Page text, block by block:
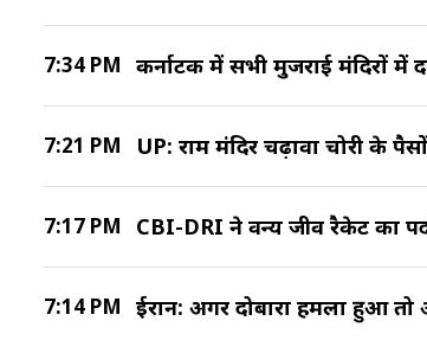
7:34 PM कर्नाटक में सभी मुजराई मंदिरों में
7:21 PM UP: राम मंदिर चढ़ावा चोरी के
7:17 PM CBI-DRI ने वन्य जीव रैकेट का
7:14 PM ईरान: अगर दोबारा हमला हुआ तो